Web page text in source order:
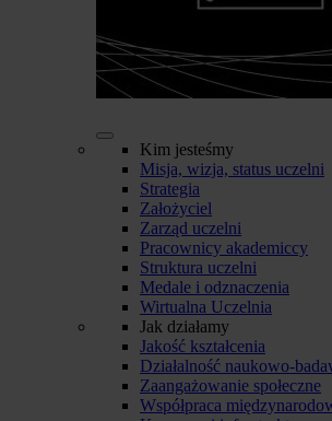
Kim jesteśmy
Misja, wizja, status uczelni
Strategia
Założyciel
Zarząd uczelni
Pracownicy akademiccy
Struktura uczelni
Medale i odznaczenia
Wirtualna Uczelnia
Jak działamy
Jakość kształcenia
Działalność naukowo-
Zaangażowanie społeczne
Współpraca